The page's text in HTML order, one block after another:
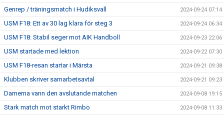
Genrep / träningsmatch i Hudiksvall 2024-09-24 07:14
USM F18: Ett av 30 lag klara för steg 3 2024-09-24 06:34
USM F18: Stabil seger mot AIK Handboll 2024-09-23 22:06
USM startade med lektion 2024-09-22 07:30
USM F18-resan startar i Märsta 2024-09-21 09:38
Klubben skriver samarbetsavtal 2024-09-21 09:23
Damerna vann den avslutande matchen 2024-09-08 19:15
Stark match mot starkt Rimbo 2024-09-08 11:33